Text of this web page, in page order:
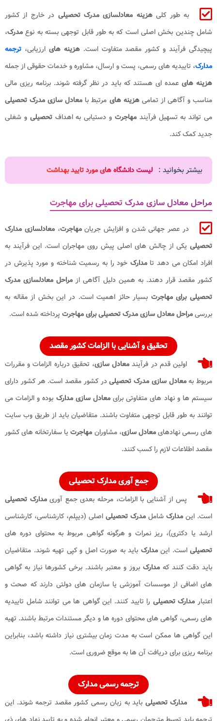
به طور کلیهزینه معادلسازی مدرک تحصیلی در خارج از کشور
شامل چندین بخش اصلی است که به ‌طور قابل ‌توجهی بسته به نوع مدرک،
پیچیدگی فرآیند و کشور مقصد متفاوت است.هزینه ‌های ارزیابی، ترجمه
مدارک، تاییدیه‌ های رسمی، پست و ارسال، مشاوره و خدمات حقوقی از جمله
هزینه‌ های عمده‌ ای هستند که باید در نظر گرفته شوند. برنامه ‌ریزی مالی
مناسب و آگاهی از تمامیهزینه ‌های مرتبط با معادل‌ سازی مدرک تحصیلی
می ‌تواند به تسهیل فرآیندمهاجرت و دستیابی به اهدافتحصیلیو شغلی
جدید کمک کند.
بیشتر بخوانید : لیست دانشگاه های مورد تایید بهداشت​
مراحل معادل سازی مدرک تحصیلی برای مهاجرت
در عصر جهانی شدن و افزایش جریانمهاجرت،معادلسازی مدارک
تحصیلی یکی از چالش های اصلی پیش روی مهاجران است. این فرآیند به
افراد امکان می دهد تامدارک خود را به رسمیت شناخته و مورد پذیرش در
کشور مقصد قرار دهند. به همین دلیل آگاهی از مراحل معادلسازی مدرک
تحصیلی برای مهاجرت بسیار حائز اهمیت است. در این بخش از مقاله به
بررسیمراحل معادل سازی مدرک تحصیلیبرای مهاجرت پرداخته شده است.
تحقیق و آشنایی با الزامات کشور مقصد
اولین قدم در فرآیند معادل‌ سازی، تحقیق درباره الزامات و مقررات
مربوط بهمعادل ‌سازی مدرک تحصیلیدر کشور مقصد است. هر کشور دارای
سیستم‌ ها و نهاد های متفاوتی برایمعادل ‌سازی مدارک بوده و الزامات می
‌توانند به ‌طور قابل‌ توجهی متفاوت باشند. متقاضیان باید از طریق وب ‌سایت
‌های رسمی نهادهایمعادل‌ سازی، مشاوران مهاجرت یا سفارتخانه‌ های کشور
مقصد اطلاعات لازم را کسب کنند.
جمع‌ آوری مدارک تحصیلی
پس از آشنایی با الزامات، مرحله بعدی جمع‌ آوریمدارک تحصیلی
است. این مدارک شامل مدرک تحصیلی اصلی (دیپلم، کارشناسی، کارشناسی
ارشد یا دکتری)، ریز نمرات و هرگونه گواهی مربوط به محتوای دوره ‌های
تحصیلیاست. اینمدارک باید به صورت اصل و کپی تهیه شوند. متقاضیان
باید دقت کنند که مدارک بروز و معتبر باشند. برخی کشورها نیاز به گواهی
‌های اضافی از موسسات آموزشی یا سازمان ‌های دولتی دارند که صحت و
اعتبار مدارک تحصیلی را تایید کنند. این گواهی ‌ها می ‌توانند شامل تاییدیه
‌های رسمی، گواهی‌ های محتوای دوره ‌ها و دیگر مستندات مرتبط باشند. تهیه
این گواهی ‌ها ممکن است به مدت زمان بیشتری نیاز داشته باشد، بنابراین
برنامه ‌ریزی برای دریافت آن ‌ها به موقع ضروری است.
ترجمه رسمی مدارک
مدارک تحصیلی باید به زبان رسمی کشور مقصد ترجمه شوند. این